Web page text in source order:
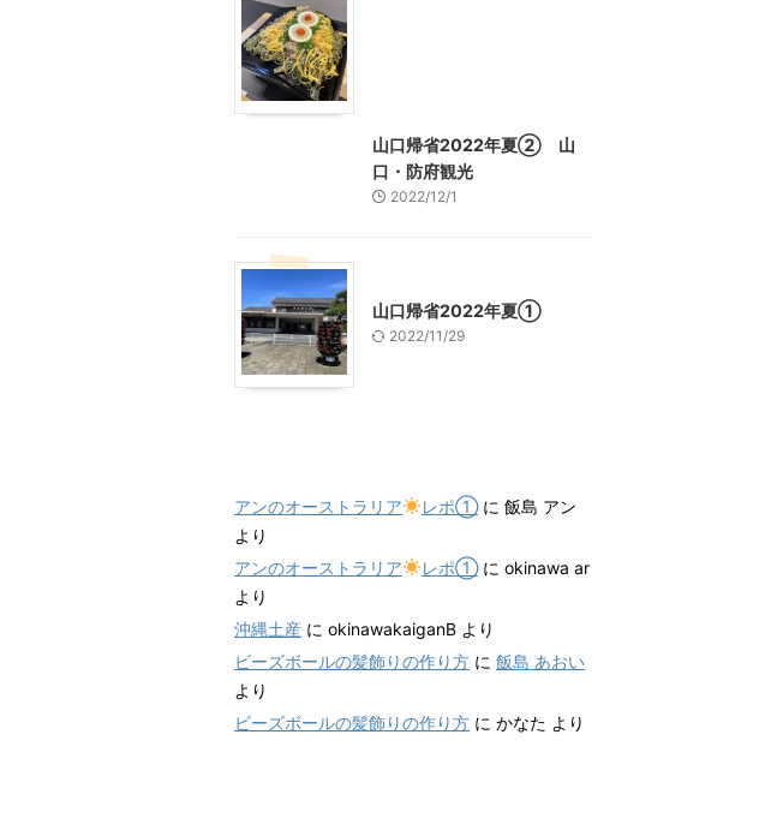
山口帰省2022年夏② 山
口・防府観光
2022/12/1
山口帰省2022年夏①
2022/11/29
アンのオーストラリア レポ①に 飯島 アン
より
アンのオーストラリア
レポ①に okinawa ar
より
沖縄土産 に okinawakaiganB より
ビーズボールの髪飾りの作り方 に 飯島 あおい
より
ビーズボールの髪飾りの作り方 に かなた より